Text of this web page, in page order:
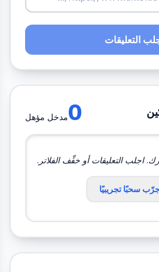
التعليقات
0مدخل مؤهل
اجلب التعليقات أو خفِّف الفلاتر.
سحبًا تجريبيًا